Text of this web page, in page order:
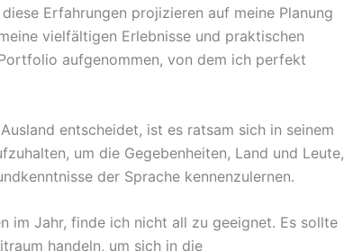
Erfahrungen projizieren auf meine Planung
vielfältigen Erlebnisse und praktischen
aufgenommen, von dem ich perfekt
entscheidet, ist es ratsam sich in seinem
um die Gegebenheiten, Land und Leute,
der Sprache kennenzulernen.
im Jahr, finde ich nicht all zu geeignet. Es sollte
handeln, um sich in die